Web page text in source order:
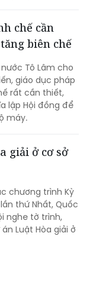
phủ.
chế cần
biên chế
Tô Lâm cho
giáo dục pháp
rất cần thiết,
lập Hội đồng để
máy.
giải ở cơ sở
chương trình Kỳ
thứ Nhất, Quốc
nghe tờ trình,
Luật Hòa giải ở